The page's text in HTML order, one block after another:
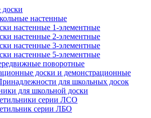
настенные
настенные 1-элементные
настенные 2-элементные
настенные 3-элементные
настенные 5-элементные
поворотные
доски и демонстрационные
для школьных досок
для школьной доски
серии ЛСО
серии ЛБО